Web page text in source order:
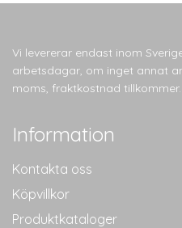
Vi levererar endast inom
arbetsdagar, om inget annat
moms, fraktkostnad tillkommer.
Information
Kontakta oss
Köpvillkor
Produktkataloger